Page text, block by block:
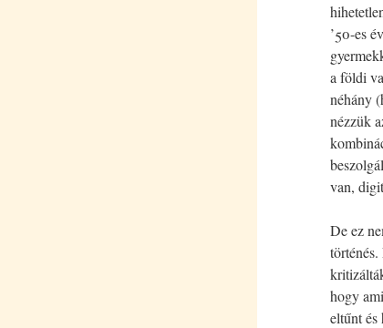
’50-es
a földi
néhány
nézzük
van,
De ez
hogy
eltűnt és